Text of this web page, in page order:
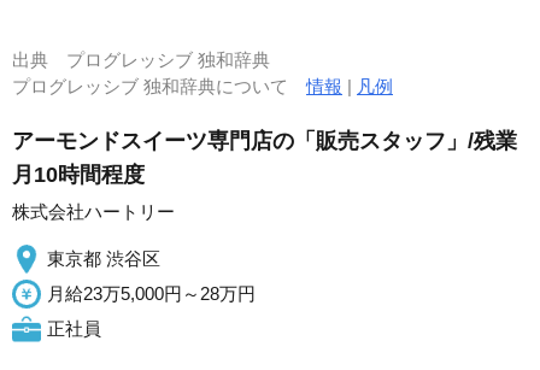
出典 プログレッシブ 独和辞典
プログレッシブ 独和辞典について情報 | 凡例
アーモンドスイーツ専門店の「販売スタッフ」/残業
月10時間程度
株式会社ハートリー
東京都 渋谷区
月給23万5,000円～28万円
正社員